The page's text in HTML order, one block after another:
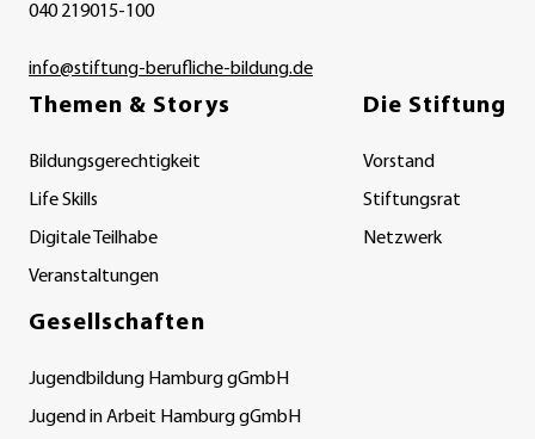
040 219015-100
info@stiftung-berufliche-bildung.de
Themen & Storys
Bildungsgerechtigkeit
Life Skills
Digitale Teilhabe
Veranstaltungen
Die Stiftung
Vorstand
Stiftungsrat
Netzwerk
Gesellschaften
Jugendbildung Hamburg gGmbH
Jugend in Arbeit Hamburg gGmbH